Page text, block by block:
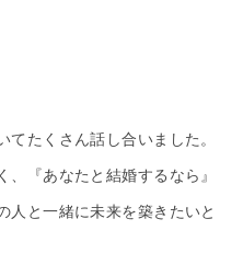
てたくさん話し合いました。
、『あなたと結婚するなら』
人と一緒に未来を築きたいと